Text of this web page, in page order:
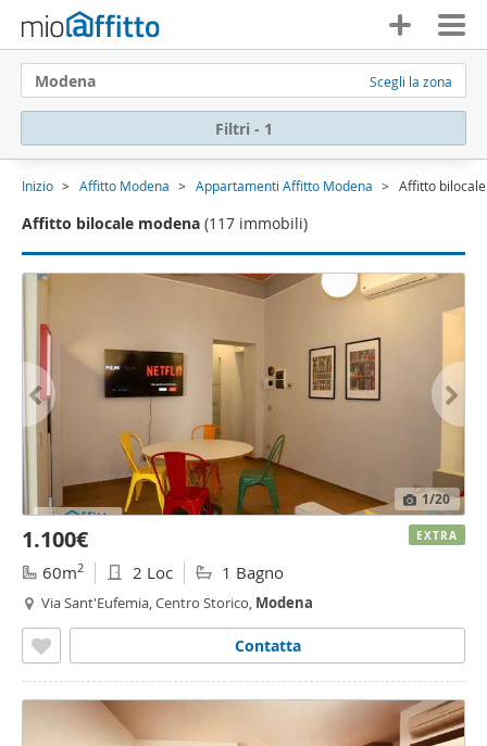
Modena Scegli la zona
Filtri - 1
Inizio Affitto Modena Appartamenti Affitto Modena Affitto
Affitto bilocale modena (117 immobili)
1/20
1.100€
60m2 2 Loc 1 Bagno
Via Sant'Eufemia, Centro Storico, Modena
Contatta
EXTRA